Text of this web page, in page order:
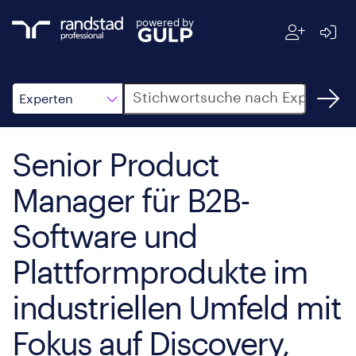
powered by
Experten
Suche
Senior Product
Manager für B2B-
Software und
Plattformprodukte im
industriellen Umfeld mit
Fokus auf Discovery,